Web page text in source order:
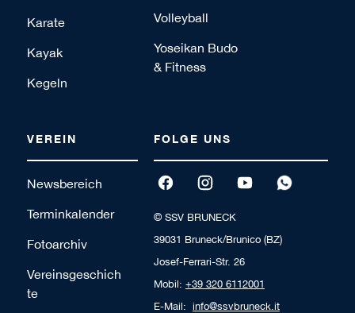
Karate
Kayak
Kegeln
Volleyball
Yoseikan Budo
& Fitness
VEREIN
Newsbereich
Terminkalender
Fotoarchiv
Vereinsgeschich
te
FOLGE UNS
© SSV BRUNECK
39031 Bruneck/Brunico (BZ)
Josef-Ferrari-Str. 26
Mobil: +39 320 6112001
E-Mail: info@ssvbruneck.it